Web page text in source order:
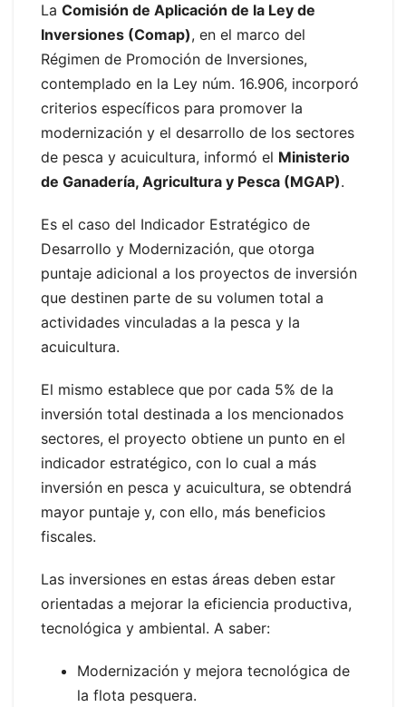
La Comisión de Aplicación de la Ley de
Inversiones (Comap), en el marco del
Régimen de Promoción de Inversiones,
contemplado en la Ley núm. 16.906, incorporó
criterios específicos para promover la
modernización y el desarrollo de los sectores
de pesca y acuicultura, informó el Ministerio
de Ganadería, Agricultura y Pesca (MGAP).
Es el caso del Indicador Estratégico de
Desarrollo y Modernización, que otorga
puntaje adicional a los proyectos de inversión
que destinen parte de su volumen total a
actividades vinculadas a la pesca y la
acuicultura.
El mismo establece que por cada 5% de la
inversión total destinada a los mencionados
sectores, el proyecto obtiene un punto en el
indicador estratégico, con lo cual a más
inversión en pesca y acuicultura, se obtendrá
mayor puntaje y, con ello, más beneficios
fiscales.
Las inversiones en estas áreas deben estar
orientadas a mejorar la eficiencia productiva,
tecnológica y ambiental. A saber:
Modernización y mejora tecnológica de
la flota pesquera.